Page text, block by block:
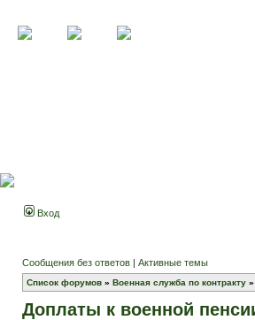
Вход
Сообщения без ответов | Активные темы
Список форумов » Военная служба по контракту »
Доплаты к военной